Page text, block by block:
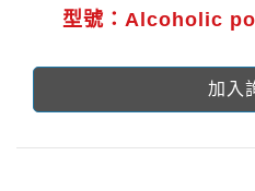
型號：Alcoholic
加入